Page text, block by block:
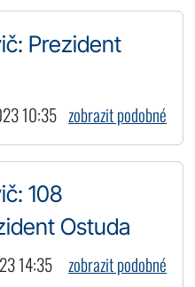
Prezident
10:35 zobrazit podobné
108
Ostuda
14:35 zobrazit podobné